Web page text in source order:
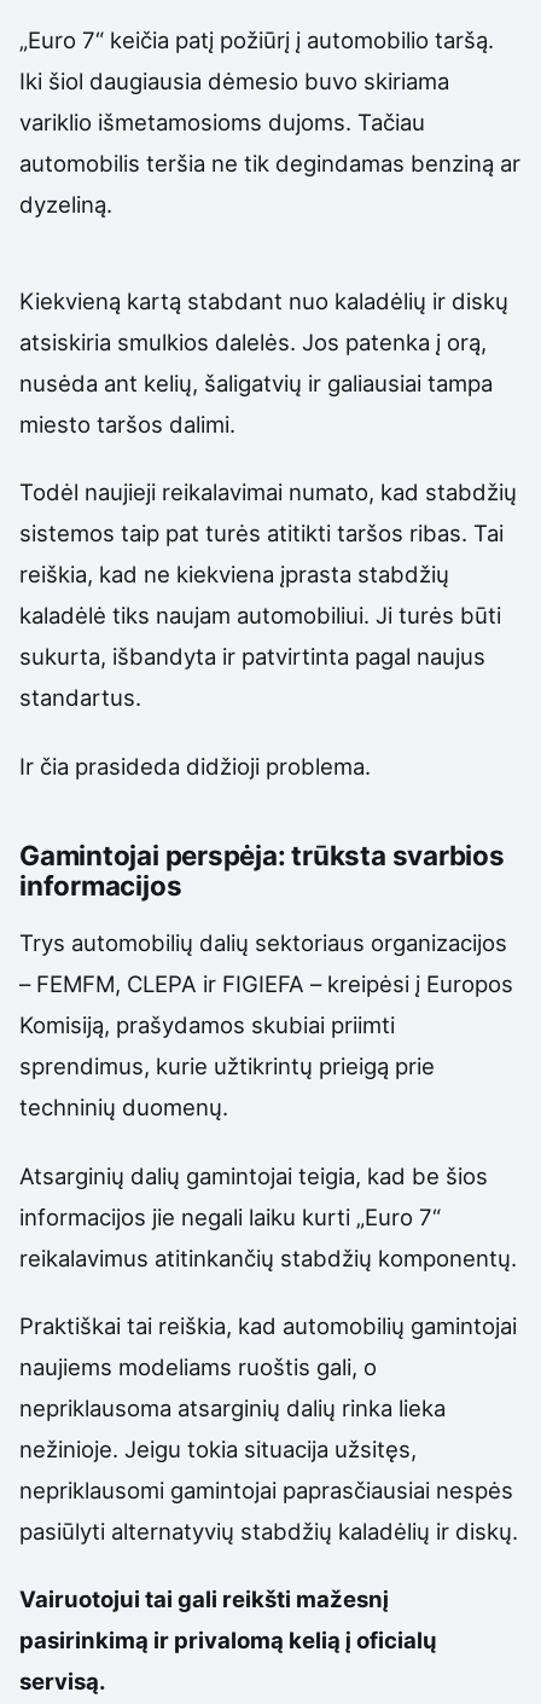
„Euro 7“ keičia patį požiūrį į automobilio taršą.
Iki šiol daugiausia dėmesio buvo skiriama
variklio išmetamosioms dujoms. Tačiau
automobilis teršia ne tik degindamas benziną ar
dyzeliną.
Kiekvieną kartą stabdant nuo kaladėlių ir diskų
atsiskiria smulkios dalelės. Jos patenka į orą,
nusėda ant kelių, šaligatvių ir galiausiai tampa
miesto taršos dalimi.
Todėl naujieji reikalavimai numato, kad stabdžių
sistemos taip pat turės atitikti taršos ribas. Tai
reiškia, kad ne kiekviena įprasta stabdžių
kaladėlė tiks naujam automobiliui. Ji turės būti
sukurta, išbandyta ir patvirtinta pagal naujus
standartus.
Ir čia prasideda didžioji problema.
Gamintojai perspėja: trūksta svarbios
informacijos
Trys automobilių dalių sektoriaus organizacijos
– FEMFM, CLEPA ir FIGIEFA – kreipėsi į Europos
Komisiją, prašydamos skubiai priimti
sprendimus, kurie užtikrintų prieigą prie
techninių duomenų.
Atsarginių dalių gamintojai teigia, kad be šios
informacijos jie negali laiku kurti „Euro 7“
reikalavimus atitinkančių stabdžių komponentų.
Praktiškai tai reiškia, kad automobilių gamintojai
naujiems modeliams ruoštis gali, o
nepriklausoma atsarginių dalių rinka lieka
nežinioje. Jeigu tokia situacija užsitęs,
nepriklausomi gamintojai paprasčiausiai nespės
pasiūlyti alternatyvių stabdžių kaladėlių ir diskų.
Vairuotojui tai gali reikšti mažesnį
pasirinkimą ir privalomą kelią į oficialų
servisą.